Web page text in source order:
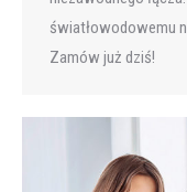
światłowodowemu
Zamów już dziś!